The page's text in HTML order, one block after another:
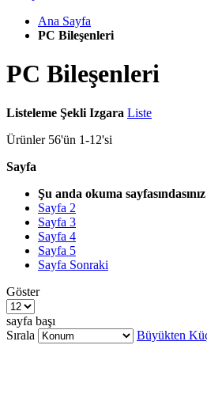
Ana Sayfa
PC Bileşenleri
PC Bileşenleri
Listeleme Şekli Izgara Liste
Ürünler 56'ün 1-12'si
Sayfa
Şu anda okuma sayfasındasınız
Sayfa 2
Sayfa 3
Sayfa 4
Sayfa 5
Sayfa Sonraki
Göster
sayfa başı
Sırala
Büyükten